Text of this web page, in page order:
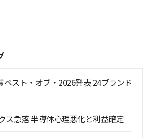
ベスト・オブ・2026発表 24ブランド
ス急落 半導体心理悪化と利益確定